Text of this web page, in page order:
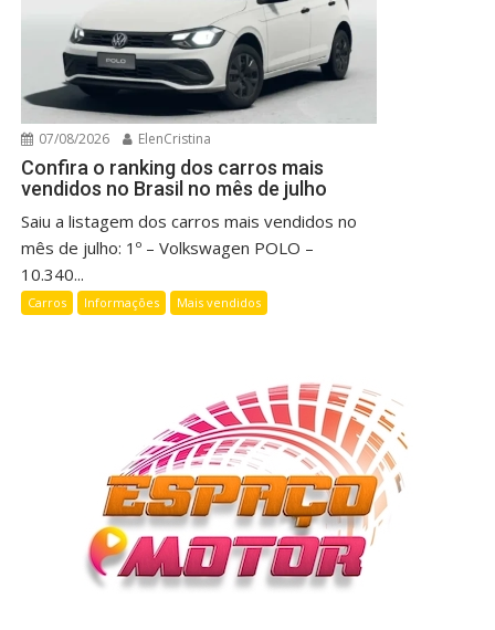
07/08/2026 ElenCristina
Confira o ranking dos carros mais
vendidos no Brasil no mês de julho
Saiu a listagem dos carros mais vendidos no
mês de julho: 1º – Volkswagen POLO –
10.340...
Carros Informações Mais vendidos